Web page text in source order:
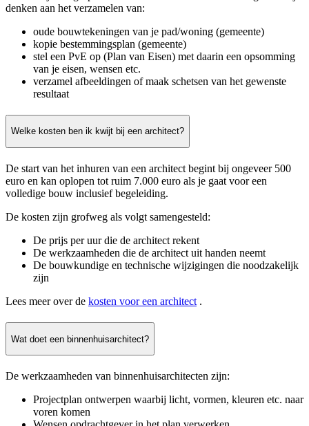
denken aan het verzamelen van:
oude bouwtekeningen van je pad/woning (gemeente)
kopie bestemmingsplan (gemeente)
stel een PvE op (Plan van Eisen) met daarin een opsomming
van je eisen, wensen etc.
verzamel afbeeldingen of maak schetsen van het gewenste
resultaat
Welke kosten ben ik kwijt bij een architect?
De start van het inhuren van een architect begint bij ongeveer 500
euro en kan oplopen tot ruim 7.000 euro als je gaat voor een
volledige bouw inclusief begeleiding.
De kosten zijn grofweg als volgt samengesteld:
De prijs per uur die de architect rekent
De werkzaamheden die de architect uit handen neemt
De bouwkundige en technische wijzigingen die noodzakelijk
zijn
Lees meer over de kosten voor een architect .
Wat doet een binnenhuisarchitect?
De werkzaamheden van binnenhuisarchitecten zijn:
Projectplan ontwerpen waarbij licht, vormen, kleuren etc. naar
voren komen